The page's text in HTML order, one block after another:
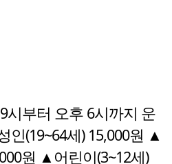
시부터 오후 6시까지 운
(19~64세) 15,000원 ▲
원 ▲어린이(3~12세)